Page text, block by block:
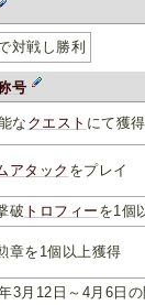
対戦し勝利
号
な クエスト にて獲
アタック をプレイ
破 トロフィー を1個
章を1個以上獲得
3月12日～4月6日